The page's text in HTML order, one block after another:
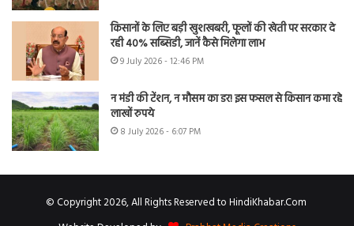
किसानों के लिए बड़ी खुशखबरी, फूलों की खेती पर सरकार दे
रही 40% सब्सिडी, जानें कैसे मिलेगा लाभ
9 July 2026 - 12:46 PM
न मंडी की टेंशन, न मौसम का डर! इस फसल से किसान कमा रहे
लाखों रुपये
8 July 2026 - 6:07 PM
© Copyright 2026, All Rights Reserved to HindiKhabar.Com